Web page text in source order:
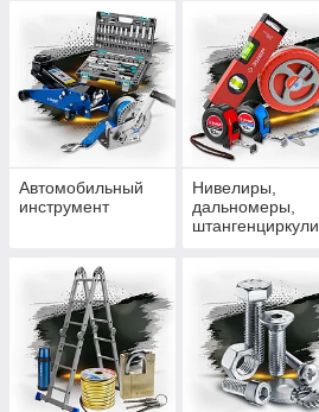
Автомобильный
инструмент
Нивелиры,
дальномеры,
штангенциркули